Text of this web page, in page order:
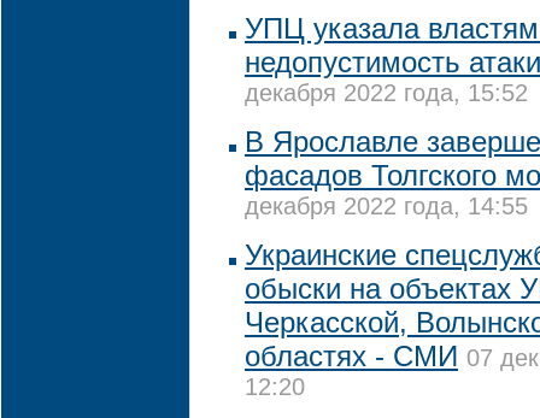
УПЦ указала
недопустимость
декабря 2022 года, 15:52
В Ярославле
фасадов Толгского
декабря 2022 года, 14:55
Украинские
обыски на объектах
Черкасской,
областях - СМИ 07
12:20